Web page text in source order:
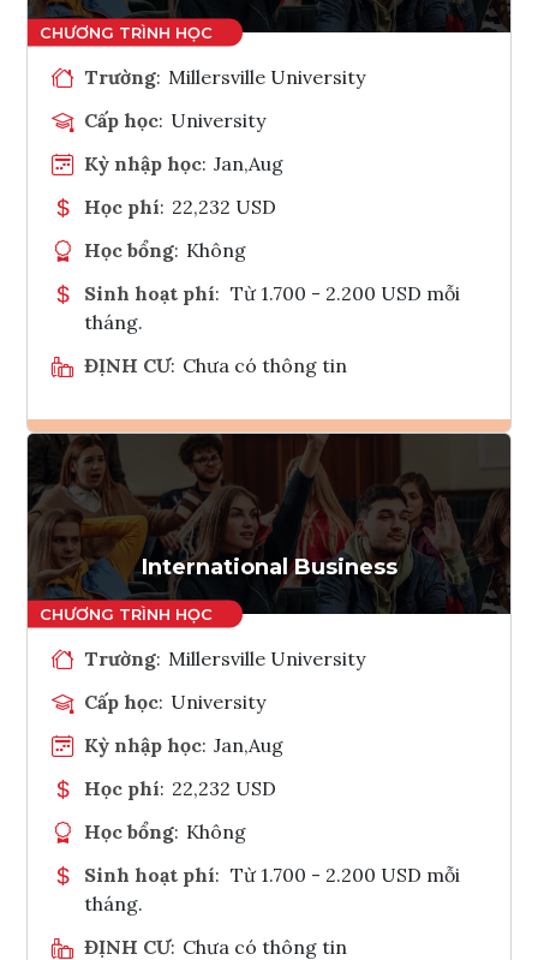
Trường: Millersville University
Cấp học: University
Kỳ nhập học: Jan,Aug
Học phí: 22,232 USD
Học bổng: Không
Sinh hoạt phí: Từ 1.700 - 2.200 USD mỗi
tháng.
ĐỊNH CƯ: Chưa có thông tin
Ghi danh
Tham vấn Interlink
International Business
Trường: Millersville University
Cấp học: University
Kỳ nhập học: Jan,Aug
Học phí: 22,232 USD
Học bổng: Không
Sinh hoạt phí: Từ 1.700 - 2.200 USD mỗi
tháng.
ĐỊNH CƯ: Chưa có thông tin